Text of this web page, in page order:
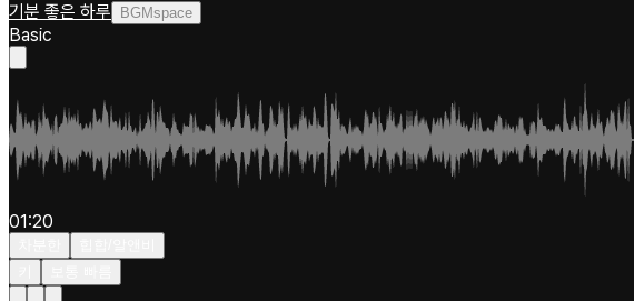
기분 좋은 하루 BGMspace
Basic
01:20